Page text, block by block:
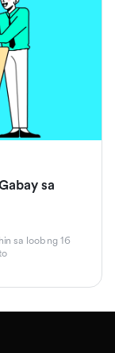
sa
sa loob ng 16